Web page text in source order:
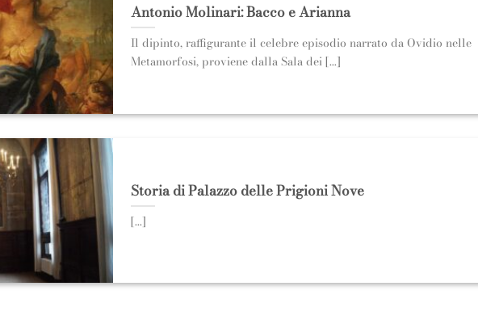
Antonio Molinari: Bacco e Arianna
Il dipinto, raffigurante il celebre episodio narrato da Ovidio nelle
Metamorfosi, proviene dalla Sala dei [...]
Storia di Palazzo delle Prigioni Nove
[...]